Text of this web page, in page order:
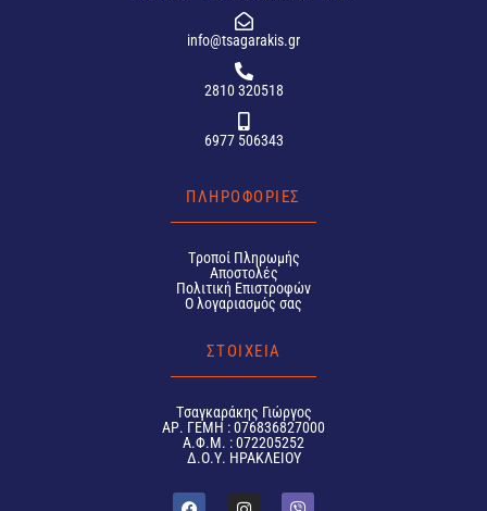
info@tsagarakis.gr
2810 320518
6977 506343
ΠΛΗΡΟΦΟΡΙΕΣ
Tροποί Πληρωμής
Αποστολές
Πολιτική Επιστροφών
Ο λογαριασμός σας
ΣΤΟΙΧΕΙΑ
Tσαγκαράκης Γιώργος
ΑΡ. ΓΕΜΗ : 076836827000
Α.Φ.Μ. : 072205252
Δ.Ο.Υ. ΗΡΑΚΛΕΙΟΥ